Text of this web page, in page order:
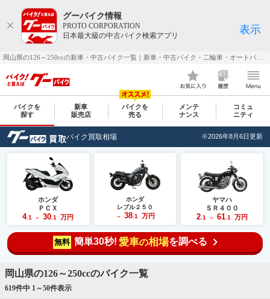
グーバイク情報
PROTO CORPORATION
日本最大級の中古バイク検索アプリ
表示
バイクを
探す
新車
販売店
バイクを
売る
メンテ
ナンス
コミュ
ニティ
バイク買取相場 ※2026年8月6日更新
ホンダ
ＰＣＸ
4.1 ～ 30 .1 万円
ホンダ
レブル２５０
～ 38.1 万円
ヤマハ
ＳＲ４００
2.1 ～ 61.1 万円
無料 簡単30秒! 愛車の相場を調べる
岡山県の126～250ccのバイク一覧
619件中 1～50件表示